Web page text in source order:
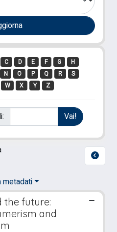
C D E F G
H
N O P Q R
S
W X Y Z
metadati
the future:
and